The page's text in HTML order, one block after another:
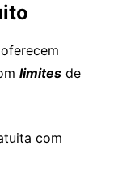
limites de
com